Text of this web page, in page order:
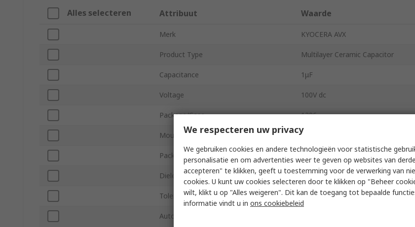
Alles selecteren Attribuut Waarde
Merk KYOCERA AVX
Product Type Multilayer Ceramic Capacitor
Capacitance 1μF
Voltage 100V dc
Package/Case 1206
Mount Type Surface
Packaging Reel
Dielectric X7R
Tolerance ±10 %
Automotive Standard
We respecteren uw privacy
We gebruiken cookies en andere technologieën voor statistische
personalisatie en om advertenties weer te geven op websites van
accepteren" te klikken, geeft u toestemming voor de verwerking van
cookies. U kunt uw cookies selecteren door te klikken op "Beheer
wilt, klikt u op "Alles weigeren". Dit kan de toegang tot bepaalde
informatie vindt u in ons cookiebeleid